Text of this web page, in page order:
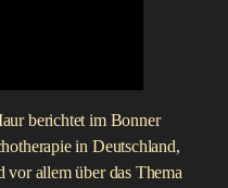
berichtet im Bonner
in Deutschland,
vor allem über das Thema